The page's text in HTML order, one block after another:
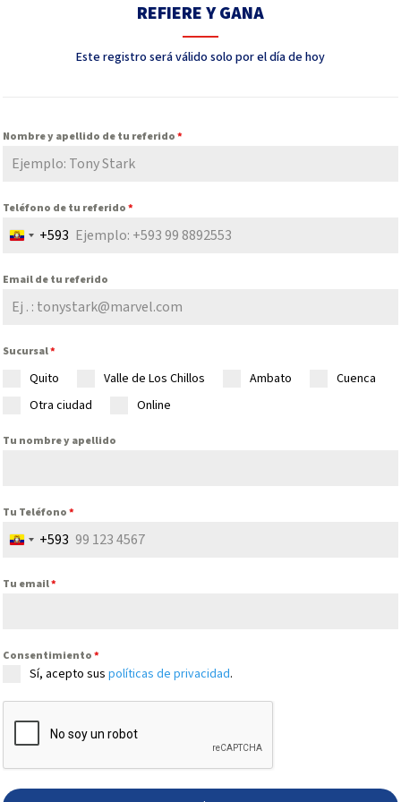
REFIERE Y GANA
Este registro será válido solo por el día de hoy
Nombre y apellido de tu referido*
Teléfono de tu referido*
Ecuador
+593
Email de tu referido
Sucursal*
Quito Valle de Los Chillos Ambato
Cuenca
Otra ciudad
Online
Tu nombre y apellido
Tu Teléfono*
Ecuador
+593
Tu email*
Consentimiento*
Sí, acepto suspolíticas de privacidad.